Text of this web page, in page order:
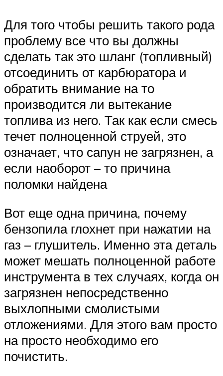
Для того чтобы решить такого рода
проблему все что вы должны
сделать так это шланг (топливный)
отсоединить от карбюратора и
обратить внимание на то
производится ли вытекание
топлива из него. Так как если смесь
течет полноценной струей, это
означает, что сапун не загрязнен, а
если наоборот – то причина
поломки найдена
Вот еще одна причина, почему
бензопила глохнет при нажатии на
газ – глушитель. Именно эта деталь
может мешать полноценной работе
инструмента в тех случаях, когда он
загрязнен непосредственно
выхлопными смолистыми
отложениями. Для этого вам просто
на просто необходимо его
почистить.